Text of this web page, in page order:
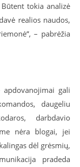
tokia analizė
realios naudos,
– pabrėžia
apdovanojimai gali
daugeliu
darbdavio
nėra blogai, jei
dėl grėsmių,
pradeda